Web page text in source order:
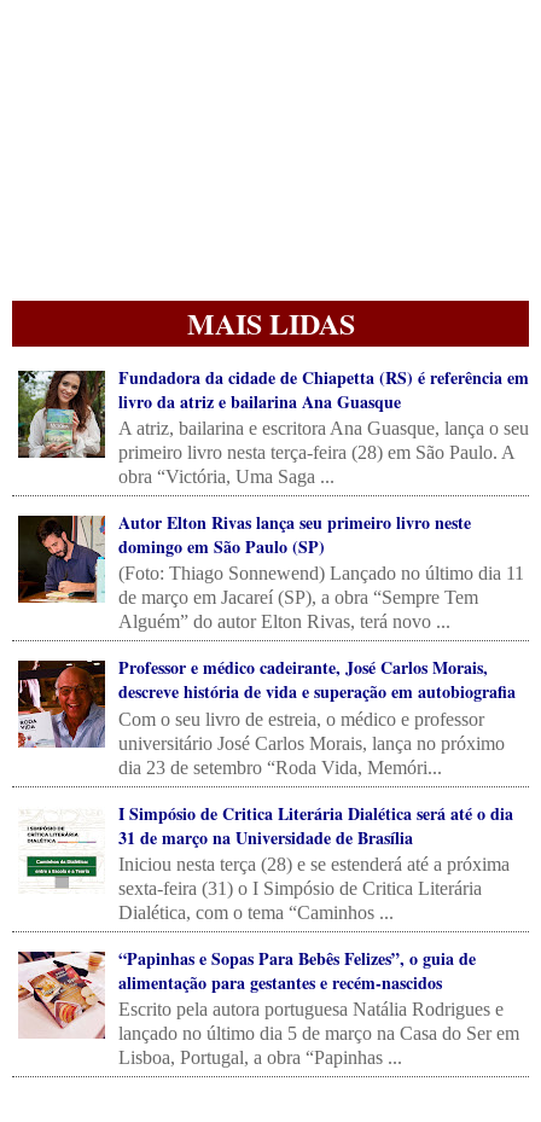
MAIS LIDAS
Fundadora da cidade de Chiapetta (RS) é referência em
livro da atriz e bailarina Ana Guasque
A atriz, bailarina e escritora Ana Guasque, lança o seu
primeiro livro nesta terça-feira (28) em São Paulo. A
obra “Victória, Uma Saga ...
Autor Elton Rivas lança seu primeiro livro neste
domingo em São Paulo (SP)
(Foto: Thiago Sonnewend) Lançado no último dia 11
de março em Jacareí (SP), a obra “Sempre Tem
Alguém” do autor Elton Rivas, terá novo ...
Professor e médico cadeirante, José Carlos Morais,
descreve história de vida e superação em autobiografia
Com o seu livro de estreia, o médico e professor
universitário José Carlos Morais, lança no próximo
dia 23 de setembro “Roda Vida, Memóri...
I Simpósio de Critica Literária Dialética será até o dia
31 de março na Universidade de Brasília
Iniciou nesta terça (28) e se estenderá até a próxima
sexta-feira (31) o I Simpósio de Critica Literária
Dialética, com o tema “Caminhos ...
“Papinhas e Sopas Para Bebês Felizes”, o guia de
alimentação para gestantes e recém-nascidos
Escrito pela autora portuguesa Natália Rodrigues e
lançado no último dia 5 de março na Casa do Ser em
Lisboa, Portugal, a obra “Papinhas ...